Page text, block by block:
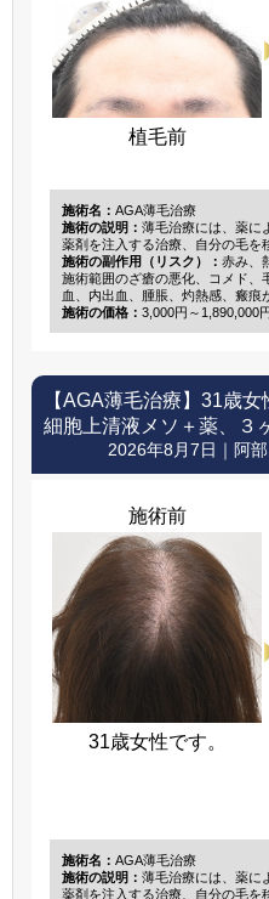
植毛前
施術名： AGA薄毛治療
施術の説明： 薄毛治療には、薬に
薬剤を注入する治療、自分の毛を
施術の副作用（リスク）： 赤み、
施術範囲のざ瘡の悪化、コメド、
血、内出血、腫脹、灼熱感、瘢痕
施術の価格： 3,000円～1,890,000
【AGA薄毛治療】 31歳女
細胞上清液メソ＋薬、３
2026年8月7日｜阿
施術前
31歳女性です。
施術名： AGA薄毛治療
施術の説明： 薄毛治療には、薬に
薬剤を注入する治療、自分の毛を